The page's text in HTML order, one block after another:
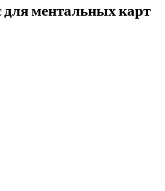
ментальных карт